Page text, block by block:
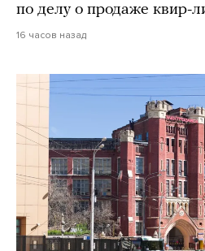
по делу о продаже квир-
16 часов назад